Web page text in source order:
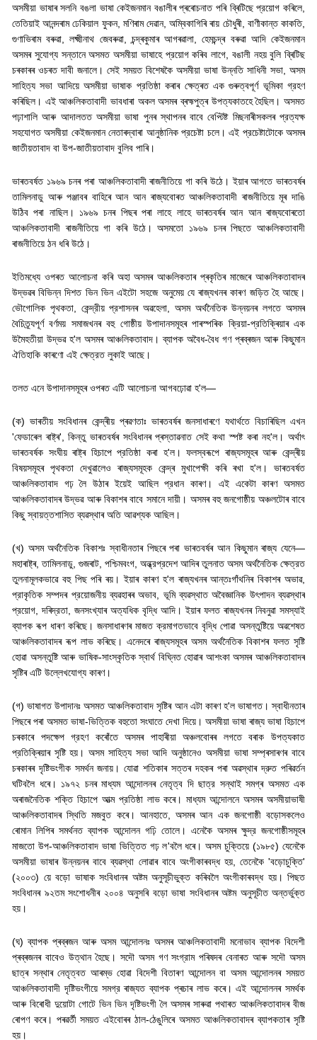
অসমীয়া ভাষাৰ সলনি বঙলা ভাষা কেইজনমান বঙালীৰ প্ৰৰোচনাত পৰি ব্ৰিটিছে প্রয়োগ কৰিলে
তেতিয়াই আনন্দৰাম ঢেকিয়াল ফুকন, মণিৰাম দেৱান,অম্বিকাগিৰি ৰায় চৌধুৰী, বাণীকান্ত কাকতি,
গুণাভিৰাম বৰুৱা ,লক্ষ্মীনাথ জেবৰুৱা, চন্দ্ৰকুমাৰ আগৰৱালা ,হেমচন্দ্ৰ বৰুৱা আদি কেইজনমান
অসমৰ সুযোগ্য সন্তানে অসমত অসমীয়া ভাষাহে প্রয়োগ কৰিব লাগে বঙালী নহয় বুলি ব্ৰিটিছ
চৰকাৰৰ ওচৰত দাবী জনালে। সেই সময়ত বিশেষকৈ অসমীয়া ভাষা উন্নতি সাধিনী সভা অসম
সাহিত্য সভা আদিয়ে অসমীয়া ভাষাক প্রতিষ্ঠা কৰাৰ ক্ষেত্ৰত এক গুৰুত্বপূৰ্ণ ভূমিকা গ্রহণ
কৰিছিল। এই আঞ্চলিকতাবাদী ভাবধাৰা অকল অসমৰ ব্ৰহ্মপুত্ৰ উপত্যকাতহে হৈছিল। অসমত
পঢ়াশালি আৰু আদালতত অসমীয়া ভাষা পুনৰ স্থাপনৰ বাবে বেপ্টিষ্ট মিছনাৰীসকলৰ প্রত্যক্ষ
সহযোগত অসমীয়া কেইজনমান নেতাৰদ্বাৰা আনুষ্ঠানিক প্রচেষ্টা চলে। এই প্রচেষ্টাটোকে অসমৰ
জাতীয়তাবাদ বা উপ-জাতীয়তাবাদ বুলিব পাৰি।
ভাৰতবৰ্ষত ১৯৬৯ চনৰ পৰা আঞ্চলিকতাবাদী ৰাজনীতিয়ে গা কৰি উঠে। ইয়াৰ আগতে ভাৰতবৰ্ষৰ
তামিলনাডু আৰু পঞ্জাবৰ বাহিৰে আন আন ৰাজ্যবোৰত আঞ্চলিকতাবাদী ৰাজনীতিয়ে মূৰ দাঙি
উঠিব পৰা নাছিল। ১৯৬৯ চনৰ পিছৰ পৰা লাহে লাহে ভাৰতবৰ্ষৰ আন আন ৰাজ্যবোৰতো
আঞ্চলিকতাবাদী ৰাজনীতিয়ে গা কৰি উঠে। অসমতো ১৯৬৯ চনৰ পিছতে আঞ্চলিকতাবাদী
ৰাজনীতিয়ে ঠন ধৰি উঠে।
ইতিমধ্যে ওপৰত আলোচনা কৰি অহা অসমৰ আঞ্চলিকতাৰ প্ৰকৃতিৰ মাজেৰে আঞ্চলিকতাবাদৰ
উদ্ভৱৰ বিভিন্ন দিশত ভিন ভিন এইটো সহজে অনুমেয় যে ৰাজ্যখনৰ কাৰণ জড়িত হৈ আছে।
ভৌগোলিক পৃথকতা, কেন্দ্রীয় প্রশাসনৰ অৱহেলা অসম অর্থনৈতিক উন্নয়নৰ লগতে অসমৰ
বৈচিত্র্যপূর্ণ বৰ্ণময় সমাজখনৰ বহু গোষ্ঠীয় উপাদানসমূহৰ পাৰস্পৰিক ক্রিয়া-প্রতিক্ৰিয়াৰ এক
উমৈহতীয়া উদ্ভৱ হ'ল অসমৰ আঞ্চলিকতাবাদ। ব্যাপক অবৈধ-বৈধ গণ প্ৰব্ৰজন আৰু কিছুমান
ঐতিহাকি কাৰণো এই ক্ষেত্রত লুকাই আছে।
তলত এনে উপাদানসমূহৰ ওপৰত এটি আলোচনা আগবঢ়োৱা হ'ল—
(ক) ভাৰতীয় সংবিধানৰ কেন্দ্ৰীয় প্ৰৱণতাঃ ভাৰতবৰ্ষৰ জনসাধাৰণে যথার্থতে বিচাৰিছিল এখন
'ফেডাৰেল ৰাষ্ট্ৰ',কিন্তু ভাৰতবৰ্ষৰ সংবিধানৰ প্ৰস্তাৱনাত সেই কথা স্পষ্ট কৰা নহ'ল। অর্থাৎ
ভাৰতবৰ্ষক সংঘীয় ৰাষ্ট্ৰ হিচাপে প্রতিষ্ঠা কৰা হ'ল। ফলস্বৰূপে ৰাজ্যসমূহৰ আৰু কেন্দ্ৰীয়
বিষয়সমূহৰ পৃথকতা দেখুৱালেও ৰাজ্যসমূহক কেন্দ্ৰ মুখাপেক্ষী কৰি ৰখা হ'ল। ভাৰতবৰ্ষত
আঞ্চলিকতাবাদ গঢ় লৈ উঠাৰ ইয়েই আছিল প্রধান কাৰণ। এই একেটা কাৰণ অসমত
আঞ্চলিকতাবাদৰ উদ্ভৱ আৰু বিকাশৰ বাবে সমানে দায়ী। অসমৰ বহু জনগোষ্ঠীয় অঞ্চলটোৰ বাবে
কিছু স্বায়ত্তশাসিত ব্যৱস্থাৰ অতি আৱশ্যক আছিল।
(খ) অসম অর্থনৈতিক বিকাশঃ স্বাধীনতাৰ পিছৰে পৰা ভাৰতবৰ্ষৰ আন কিছুমান ৰাজ্য যেনে—
মহাৰাষ্ট্ৰ,তামিলনাডু গুজৰাট পশ্চিমবংগ অন্ধ্রপ্রদেশ আদিৰ তুলনাত অসম অর্থনৈতিক ক্ষেত্রত
তুলনামূলকভাৱে বহু পিছ পৰি ৰয়। ইয়াৰ কাৰণ হ'ল ৰাজ্যখনৰ আন্তঃগাঁথনিৰ বিকাশৰ অভাৱ,
প্রাকৃতিক সম্পদৰ প্রয়োজনীয় ব্যৱহাৰৰ অভাব
ভূমি ব্যৱস্থাত অবৈজ্ঞানিক উৎপাদন ব্যৱস্থাৰ
প্রয়োগ ,দৰিদ্রতা জনসংখ্যাৰ অত্যধিক বৃদ্ধি আদি। ইয়াৰ ফলত ৰাজ্যখনৰ নিবনুৱা সমস্যাই
ব্যাপক ৰূপ ধাৰণ কৰিছে। জনসাধাৰণৰ মাজত ক্রমাগতভাবে বৃদ্ধি পোৱা অসন্তুষ্টিয়ে অৱশেষত
আঞ্চলিকতাবাদৰ ৰূপ লাভ কৰিছে। এনেদৰে ৰাজ্যসমূহৰ অসম অর্থনৈতিক বিকাশৰ ফলত সৃষ্টি
হোৱা অসন্তুষ্টি আৰু ভাষিক-সাংস্কৃতিক স্বার্থ বিঘ্নিত হোৱাৰ আশংকা অসমৰ আঞ্চলিকতাবাদৰ
সৃষ্টিৰ এটি উল্লেখযোগ্য কাৰণ।
(গ) ভাষাগত উপাদানঃ অসমত আঞ্চলিকতাবাদ সৃষ্টিৰ আন এটা কাৰণ হ'ল ভাষাগত। স্বাধীনতাৰ
পিছৰে পৰা অসমত ভাষা-ভিত্তিক বহুতো সংঘাতে দেখা দিয়ে। অসমীয়া ভাষা ৰাজ্য ভাষা হিচাপে
চৰকাৰে পদক্ষেপ গ্রহণ কৰোঁতে অসমৰ পাহাৰীয়া অঞ্চলবোৰৰ লগতে বৰাক উপত্যকাত
প্রতিক্ৰিয়াৰ সৃষ্টি হয়। অসম সাহিত্য সভা আদি অনুষ্ঠানেও অসমীয়া ভাষা সম্প্ৰসাৰণৰ বাবে
চৰকাৰৰ দৃষ্টিভংগীক সমর্থন জনায়। যোৱা শতিকাৰ সত্তৰ দহকৰ পৰা অৱস্থাৰ দ্রুত পৰিৱৰ্তন
ঘটিবলৈ ধৰে। ১৯৭২ চনৰ মাধ্যম আন্দোলনৰ নেতৃত্ব দি ছাত্র সন্থাই সমগ্ৰ অসমত এক
অৰাজনৈতিক শক্তি হিচাপে আত্ম প্রতিষ্ঠা লাভ কৰে। মাধ্যম আন্দোলনে অসমৰ অসমীয়াভাষী
আঞ্চলিকতাবাদৰ স্থিতি মজবুত কৰে। আনহাতে,অসমৰ আন এক জনগোষ্ঠী বড়োসকলেও
ৰোমান লিপিৰ সমর্থনত ব্যাপক আন্দোলন গঢ়ি তোলে। এনেকৈ অসমৰ ক্ষুদ্র জনগোষ্ঠীসমূহৰ
মাজতো উপ-আঞ্চলিকতাবাদ ভাষা ভিত্তিত গঢ় ল'বলৈ ধৰে। অসম চুক্তিয়ে (১৯৮৫) যেনেকৈ
অসমীয়া ভাষাৰ উন্নয়নৰ বাবে ব্যৱস্থা লোৱাৰ বাবে অংগীকাৰবদ্ধ হয়, তেনেকৈ'বড়োচুক্তি'
(২০০৩) য়ে বড়ো ভাষাক সংবিধানৰ অষ্টম অনুসূচীভুক্ত কৰিবলৈ অংগীকাৰবদ্ধ হয়। পিছত
সংবিধানৰ ৯২তম সংশোধনীৰ ২০০৪ অনুসৰি বড়ো ভাষা সংবিধানৰ অষ্টম অনুসূচীত অন্তর্ভুক্ত
হয়।
(ঘ) ব্যাপক প্ৰব্ৰজন আৰু অসম আন্দোলনঃ অসমৰ আঞ্চলিকতাবাদী মনোভাব ব্যাপক বিদেশী
প্ৰব্ৰজনৰ বাবেও উত্থান হৈছে। সদৌ অসম গণ সংগ্রাম পৰিষদৰ বেনাৰত আৰু সদৌ অসম
ছাত্ৰ সন্থাৰ নেতৃত্বত আৰম্ভ হোৱা বিদেশী বিতাৰণ আন্দোলন বা অসম আন্দোলনৰ সময়ত
আঞ্চলিকতাবাদী দৃষ্টিভংগীয়ে সমগ্র ৰাজ্যত ব্যাপক প্ৰচাৰ লাভ কৰে। এই আন্দোলনৰ সমৰ্থক
আৰু বিৰোধী দুয়োটা গোটে ভিন ভিন দৃষ্টিভংগী লৈ অসমৰ সাৰুৱা পথাৰত আঞ্চলিকতাবাদৰ বীজ
ৰোপণ কৰে। পৰৱৰ্তী সময়ত এইবোৰৰ ঠাল-ঠেঙুলিৰে অসমত আঞ্চলিকতাবাদৰ ব্যাপকতাৰ সৃষ্টি
হয়।